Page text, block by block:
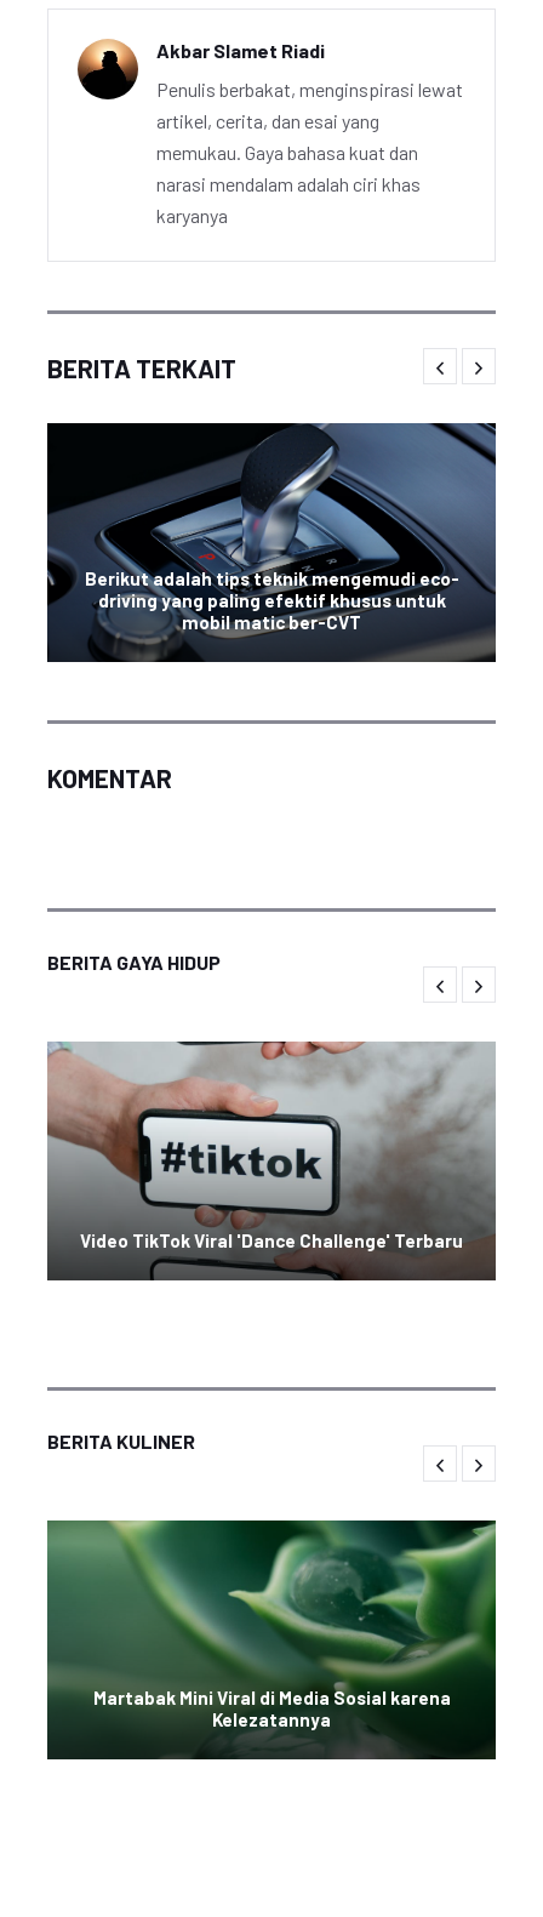
Akbar Slamet Riadi
Penulis berbakat, menginspirasi lewat
artikel, cerita, dan esai yang
memukau. Gaya bahasa kuat dan
narasi mendalam adalah ciri khas
karyanya
BERITA TERKAIT
Berikut adalah tips teknik mengemudi eco-
driving yang paling efektif khusus untuk
mobil matic ber-CVT
KOMENTAR
BERITA GAYA HIDUP
Video TikTok Viral 'Dance Challenge' Terbaru
BERITA KULINER
Martabak Mini Viral di Media Sosial karena
Kelezatannya